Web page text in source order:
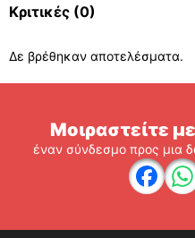
Κριτικές (0)
Δε βρέθηκαν αποτελέσματα.
Μοιραστείτε
έναν σύνδεσμο προς μια